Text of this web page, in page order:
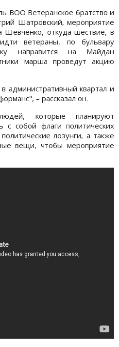
ВОО Ветеранское братство и
Шатровский, мероприятие
Шевченко, откуда шествие, в
ветераны, по бульвару
направится на Майдан
марша проведут акцию
административный квартал и
– рассказал он.
которые планируют
собой флаги политических
лозунги, а также
вещи, чтобы мероприятие